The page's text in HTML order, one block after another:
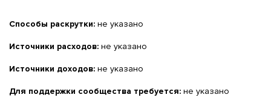
Способы раскрутки: не указано
Источники расходов: не указано
Источники доходов: не указано
Для поддержки сообщества требуется: не указано